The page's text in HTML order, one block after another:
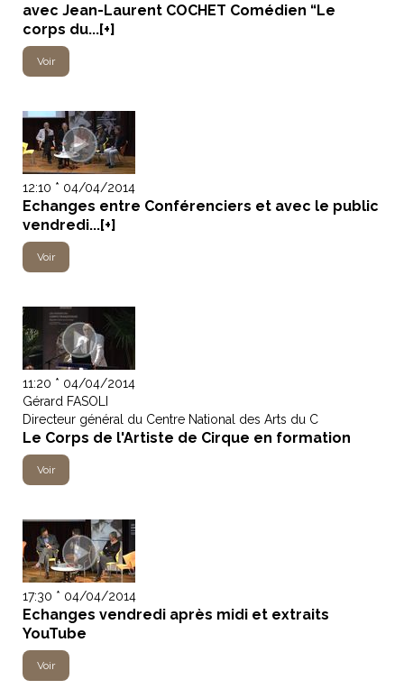
avec Jean-Laurent COCHET Comédien “Le
corps du...[+]
Voir
12:10 * 04/04/2014
Echanges entre Conférenciers et avec le public
vendredi...[+]
Voir
11:20 * 04/04/2014
Gérard FASOLI
Directeur général du Centre National des Arts du C
Le Corps de l'Artiste de Cirque en formation
Voir
17:30 * 04/04/2014
Echanges vendredi après midi et extraits
YouTube
Voir